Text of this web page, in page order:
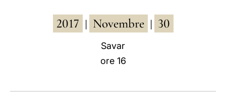
LATINE
2017 Novembre 30
Savar
ore 16